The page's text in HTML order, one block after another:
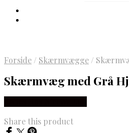
Forside / Skærmvægge /
Skærmvæg med Grå
Share this product